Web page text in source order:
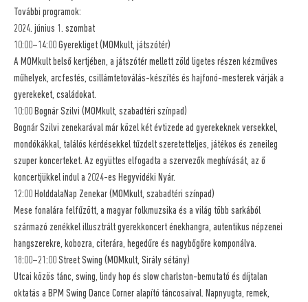
További programok:
2024. június 1. szombat
10:00–14:00 Gyerekliget (MOMkult, játszótér)
A MOMkult belső kertjében, a játszótér mellett zöld ligetes részen kézműves
műhelyek, arcfestés, csillámtetoválás-készítés és hajfonó-mesterek várják a
gyerekeket, családokat.
10:00 Bognár Szilvi (MOMkult, szabadtéri színpad)
Bognár Szilvi zenekarával már közel két évtizede ad gyerekeknek versekkel,
mondókákkal, találós kérdésekkel tűzdelt szeretetteljes, játékos és zeneileg
szuper koncerteket. Az együttes elfogadta a szervezők meghívását, az ő
koncertjükkel indul a 2024-es Hegyvidéki Nyár.
12:00 HolddalaNap Zenekar (MOMkult, szabadtéri színpad)
Mese fonalára felfűzött, a magyar folkmuzsika és a világ több sarkából
származó zenékkel illusztrált gyerekkoncert énekhangra, autentikus népzenei
hangszerekre, kobozra, citerára, hegedűre és nagybőgőre komponálva.
18:00–21:00 Street Swing (MOMkult, Sirály sétány)
Utcai közös tánc, swing, lindy hop és slow charlston-bemutató és díjtalan
oktatás a BPM Swing Dance Corner alapító táncosaival. Napnyugta, remek,